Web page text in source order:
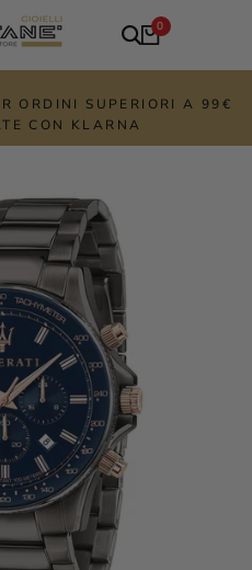
0
ORDINI SUPERIORI A 99€
CON KLARNA